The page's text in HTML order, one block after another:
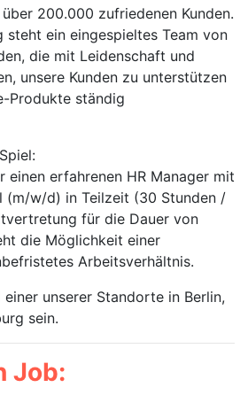
200.000 zufriedenen Kunden.
steht ein eingespieltes Team von
die mit Leidenschaft und
unsere Kunden zu unterstützen
Produkte ständig
erfahrenen HR Manager mit
(m/w/d) in Teilzeit (30 Stunden /
für die Dauer von
die Möglichkeit einer
Arbeitsverhältnis.
unserer Standorte in Berlin,
sein.
Job: